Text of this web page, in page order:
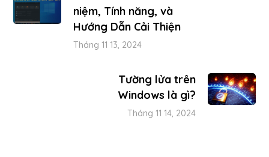
niệm, Tính năng, và
Hướng Dẫn Cải Thiện
Tháng 11 13, 2024
Tường lửa trên
Windows là gì?
Tháng 11 14, 2024